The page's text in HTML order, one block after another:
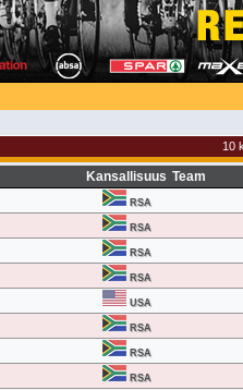
10
Kansallisuus Team
RSA
RSA
RSA
RSA
USA
RSA
RSA
RSA